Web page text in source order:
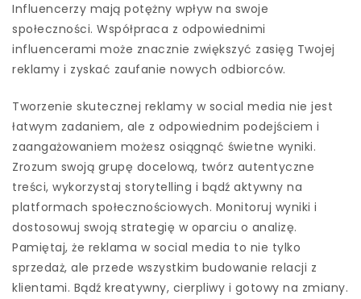
Influencerzy mają potężny wpływ na swoje
społeczności. Współpraca z odpowiednimi
influencerami może znacznie zwiększyć zasięg Twojej
reklamy i zyskać zaufanie nowych odbiorców.
Tworzenie skutecznej reklamy w social media nie jest
łatwym zadaniem, ale z odpowiednim podejściem i
zaangażowaniem możesz osiągnąć świetne wyniki.
Zrozum swoją grupę docelową, twórz autentyczne
treści, wykorzystaj storytelling i bądź aktywny na
platformach społecznościowych. Monitoruj wyniki i
dostosowuj swoją strategię w oparciu o analizę.
Pamiętaj, że reklama w social media to nie tylko
sprzedaż, ale przede wszystkim budowanie relacji z
klientami. Bądź kreatywny, cierpliwy i gotowy na zmiany.